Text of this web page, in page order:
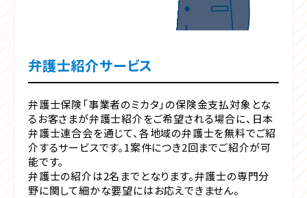
弁護士紹介サービス
弁護士保険「事業者のミカタ」の保険金支払対象とな
るお客さまが弁護士紹介をご希望される場合に、日本
弁護士連合会を通じて、各地域の弁護士を無料でご紹
介するサービスです。1案件につき2回までご紹介が可
能です。
弁護士の紹介は2名までとなります。弁護士の専門分
野に関して細かな要望にはお応えできません。